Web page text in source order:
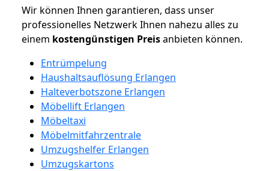
Wir können Ihnen garantieren, dass unser
professionelles Netzwerk Ihnen nahezu alles zu
einem kostengünstigen Preisanbieten können.
Entrümpelung
Haushaltsauflösung Erlangen
Halteverbotszone Erlangen
Möbellift Erlangen
Möbeltaxi
Möbelmitfahrzentrale
Umzugshelfer Erlangen
Umzugskartons